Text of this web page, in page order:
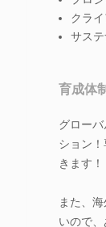
クラ
サス
育成体
グロー
ション
きます！
また、
いので、